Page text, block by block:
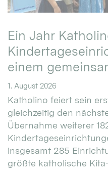
Ein Jahr
einem
1. August 2026
Katholino feiert sein
gleichzeitig den
Übernahme weiterer
insgesamt 285
größte katholische